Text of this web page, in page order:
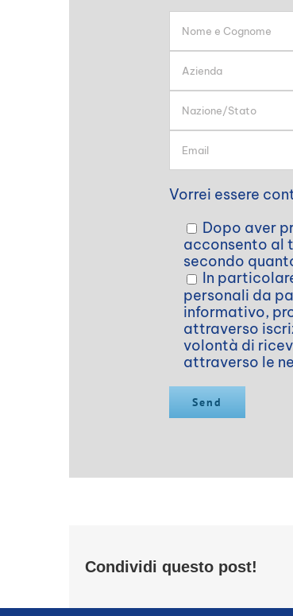
Vorrei essere
Dopo aver
acconsento al
secondo
In
personali da
informativo,
attraverso
volontà di
attraverso le
Condividi questo post!